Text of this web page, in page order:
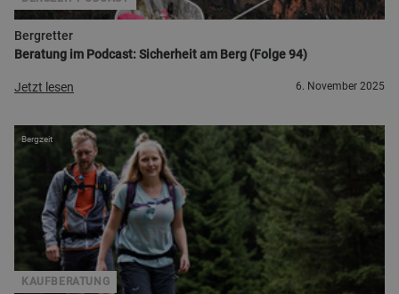
Bergretter
Beratung im Podcast: Sicherheit am Berg (Folge 94)
Jetzt lesen 6. November 2025
KAUFBERATUNG
Bergzeit